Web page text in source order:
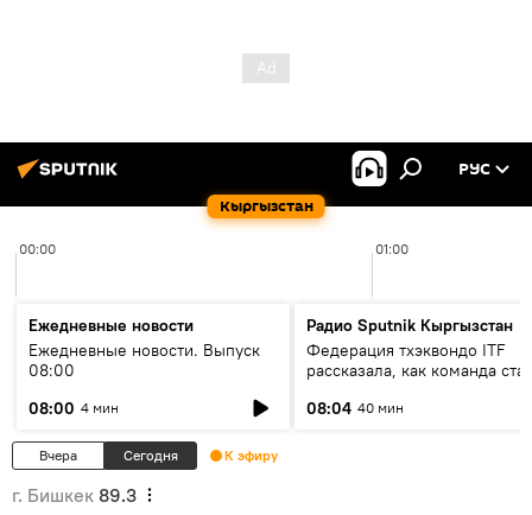
Кыргызстан
РУС
00:00 01:00
Ежедневные новости
Ежедневные новости. Выпуск
08:00
08:00 4 мин
Радио Sputnik Кыргызстан
Федерация тхэквондо ITF
рассказала, как команда
08:04 40 мин
Вчера Сегодня К эфиру
г. Бишкек 89.3